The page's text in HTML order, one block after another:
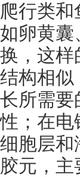
爬行类
如卵黄囊
换，这样
结构相似
长所需要
性；在电
细胞层和
胶元，